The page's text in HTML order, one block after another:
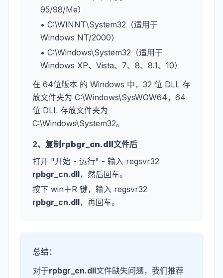
95/98/Me）
• C:\WINNT\System32（适用于
Windows NT/2000）
• C:\Windows\System32（适用于
Windows XP、Vista、7、8、8.1、10）
在 64位版本 的 Windows 中，32 位 DLL 存
放文件夹为 C:\Windows\SysWOW64，64
位 DLL 存放文件夹为
C:\Windows\System32。
2、复制 rpbgr_cn.dll文件后
打开 "开始 - 运行" - 输入 regsvr32
rpbgr_cn.dll，然后回车。
按下 win＋R 键，输入 regsvr32
rpbgr_cn.dll，再回车。
总结：
对于rpbgr_cn.dll文件缺失问题，我们推荐